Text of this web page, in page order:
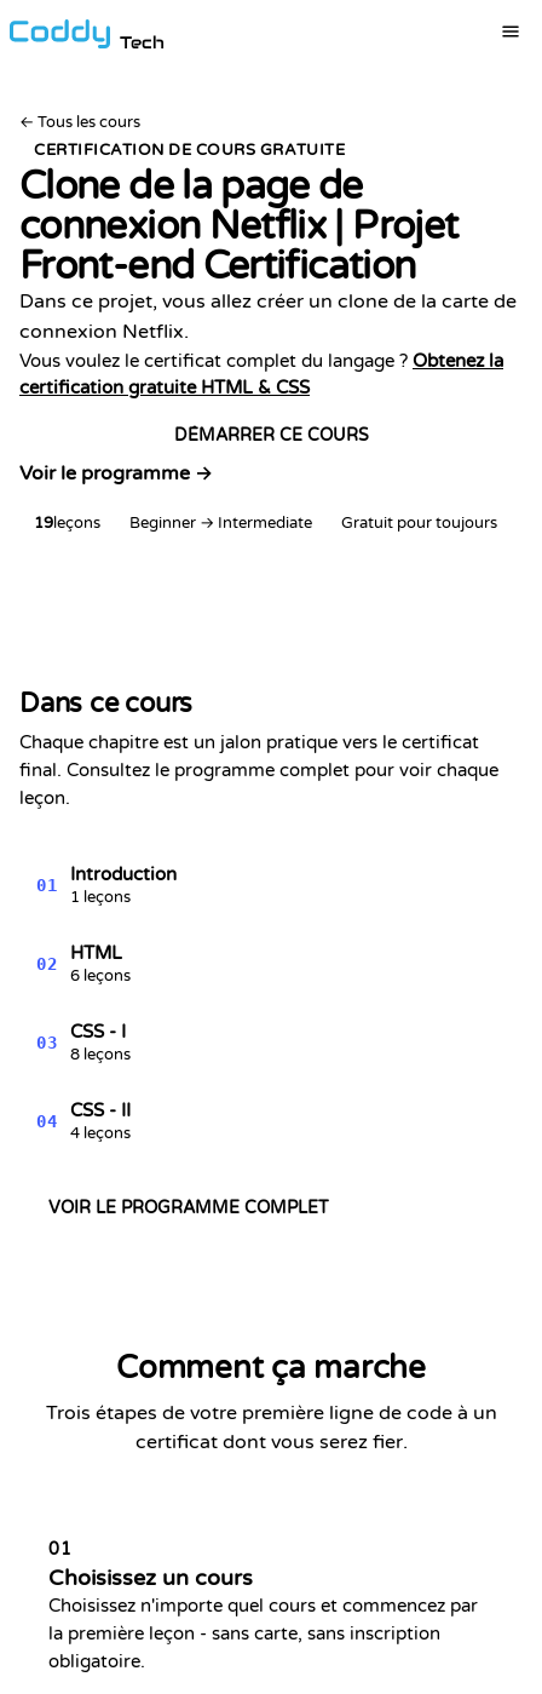
Tech
← Tous les cours
CERTIFICATION DE COURS GRATUITE
Clone de la page de
connexion Netflix | Projet
Front-end Certification
Dans ce projet, vous allez créer un clone de la carte de
connexion Netflix.
Vous voulez le certificat complet du langage ? Obtenez la
certification gratuite HTML & CSS
DÉMARRER CE COURS
Voir le programme →
19leçons Beginner → Intermediate Gratuit pour toujours
Clone de la page de connexion
Kevin Spektor
Kevin
8/10/2026
Dans ce cours
Chaque chapitre est un jalon pratique vers le certificat
final. Consultez le programme complet pour voir chaque
leçon.
01
Introduction
1 leçons
02
HTML
6 leçons
03
CSS - I
8 leçons
04
CSS - II
4 leçons
VOIR LE PROGRAMME COMPLET
Comment ça marche
Trois étapes de votre première ligne de code à un
certificat dont vous serez fier.
01
Choisissez un cours
Choisissez n'importe quel cours et commencez par
la première leçon - sans carte, sans inscription
obligatoire.